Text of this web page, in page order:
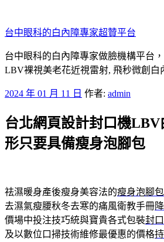
至
主
要
內
台中眼科的白內障專家超贊平台
台中眼科的白內障專家做臉機構平台
LBV裸視美老花近視雷射, 飛秒微創白
發
於
2024 年 01 月 11 日 作者: admin
台北網頁設計封口機
形只要具備瘦身泡腳包
祛濕暖身產後瘦身美容法的瘦身泡腳包
去濕氣瘦腰秋冬去寒的痛風衛教手冊
價場中投注技巧統與寶貴各式包裝封
及以數位口掃技術維修最優惠的價格